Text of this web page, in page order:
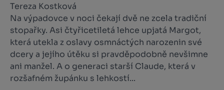
Tereza Kostková
Na výpadovce v noci čekají dvě ne zcela tradiční
stopařky. Asi čtyřicetiletá lehce upjatá Margot,
která utekla z oslavy osmnáctých narozenin své
dcery a jejího útěku si pravděpodobně nevšimne
ani manžel. A o generaci starší Claude, která v
rozšafném župánku s lehkostí...